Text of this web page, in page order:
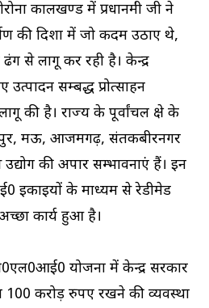
कालखण्ड में प्रधानमंत्री जी ने
की दिशा में जो कदम उठाए थे,
ढंग से लागू कर रही है। केन्द्र
उत्पादन सम्बद्ध प्रोत्साहन
की है। राज्य के पूर्वांचल क्षेत्र के
मऊ, आजमगढ़, संतकबीरनगर
की अपार सम्भावनाएं हैं। इन
इकाइयों के माध्यम से रेडीमेड
अच्छा कार्य हुआ है।
योजना में केन्द्र सरकार
100 करोड़ रुपए रखने की व्यवस्था